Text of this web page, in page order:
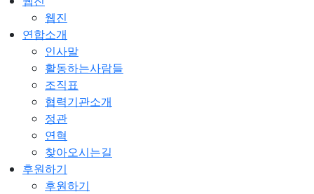
웹진
연합소개
인사말
활동하는사람들
조직표
협력기관소개
정관
연혁
찾아오시는길
후원하기
후원하기